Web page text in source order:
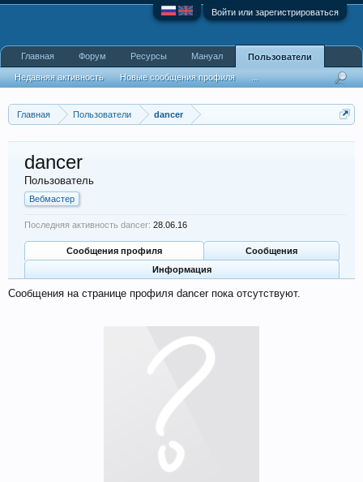
Войти или зарегистрироваться
Главная Пользователи dancer
dancer
Пользователь
Вебмастер
Последняя активность dancer: 28.06.16
Сообщения профиля
Сообщения
Информация
Сообщения на странице профиля dancer пока отсутствуют.
Главная Форум Ресурсы Мануал Пользователи
Недавняя активность Новые сообщения профиля